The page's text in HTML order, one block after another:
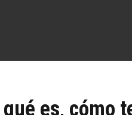
es, cómo